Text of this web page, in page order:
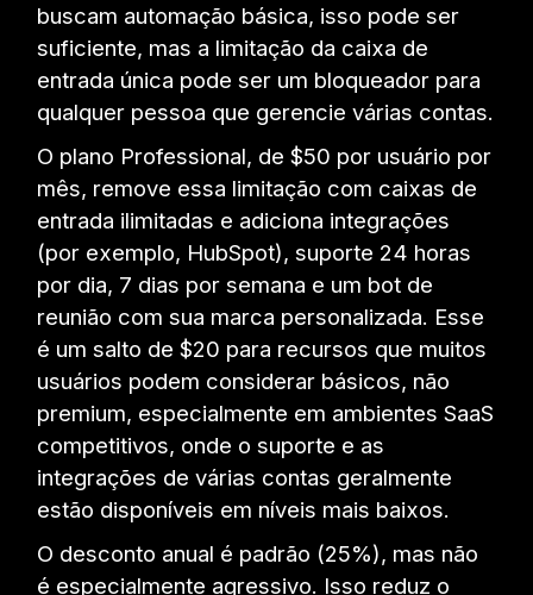
buscam automação básica, isso pode ser
suficiente, mas a limitação da caixa de
entrada única pode ser um bloqueador para
qualquer pessoa que gerencie várias contas.
O plano Professional, de $50 por usuário por
mês, remove essa limitação com caixas de
entrada ilimitadas e adiciona integrações
(por exemplo, HubSpot), suporte 24 horas
por dia, 7 dias por semana e um bot de
reunião com sua marca personalizada. Esse
é um salto de $20 para recursos que muitos
usuários podem considerar básicos, não
premium, especialmente em ambientes SaaS
competitivos, onde o suporte e as
integrações de várias contas geralmente
estão disponíveis em níveis mais baixos.
O desconto anual é padrão (25%), mas não
é especialmente agressivo. Isso reduz o